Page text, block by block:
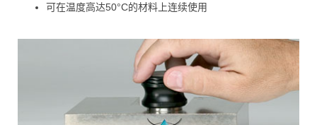
可在温度高达50°C的材料上连续使用